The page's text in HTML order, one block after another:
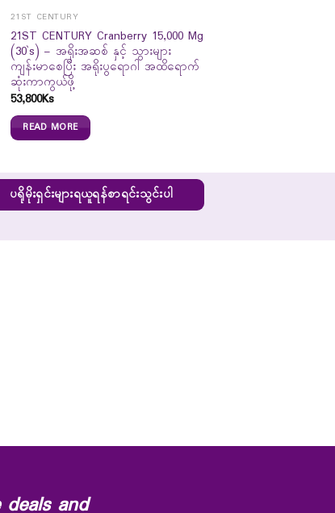
21ST CENTURY
21ST CENTURY Cranberry 15,000 Mg
(30`s) – အရိုးအဆစ် နှင့် သွားများ
ကျန်းမာစေပြီး အရိုးပွရောဂါ အထိရောက်
ဆုံးကာကွယ်ဖို့
53,800Ks
READ MORE
ပရိုမိုးရှင်းများရယူရန်စာရင်းသွင်းပါ
and